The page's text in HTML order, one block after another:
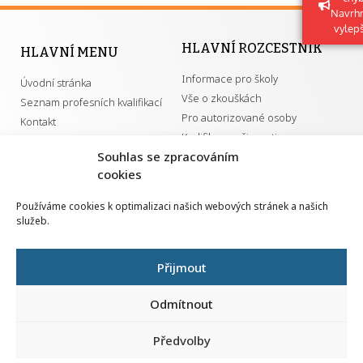
Souhlas se zpracováním
cookies
Používáme cookies k optimalizaci našich webových stránek a našich
služeb.
Přijmout
Odmítnout
Předvolby
HLAVNÍ MENU
Úvodní stránka
Seznam profesních kvalifikací
Kontakt
HLAVNÍ ROZCESTNÍK
Informace pro školy
Vše o zkouškách
Pro autorizované osoby
Kvalifikace a živnosti
GDPR
Národní pedagogický institut ČR
Senovážné náměstí 25
110 00 Praha 1